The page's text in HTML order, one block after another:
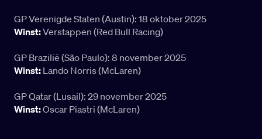
GP Verenigde Staten (Austin): 18 oktober 2025
Winst:Verstappen (Red Bull Racing)
GP Brazilië (São Paulo): 8 november 2025
Winst: Lando Norris (McLaren)
GP Qatar (Lusail): 29 november 2025
Winst:Oscar Piastri (McLaren)